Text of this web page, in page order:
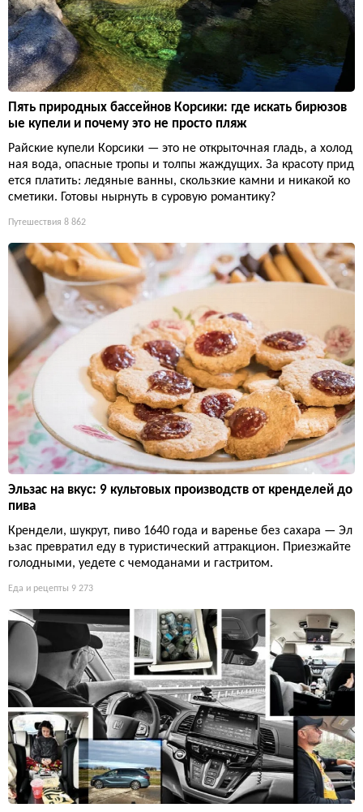
Пять природных бассейнов Корсики: где искать бирюзов
ые купели и почему это не просто пляж
Райские купели Корсики — это не открыточная гладь, а холод
ная вода, опасные тропы и толпы жаждущих. За красоту прид
ется платить: ледяные ванны, скользкие камни и никакой ко
сметики. Готовы нырнуть в суровую романтику?
Путешествия 8 862
Эльзас на вкус: 9 культовых производств от кренделей до
пива
Крендели, шукрут, пиво 1640 года и варенье без сахара — Эл
ьзас превратил еду в туристический аттракцион. Приезжайте
голодными, уедете с чемоданами и гастритом.
Еда и рецепты 9 273